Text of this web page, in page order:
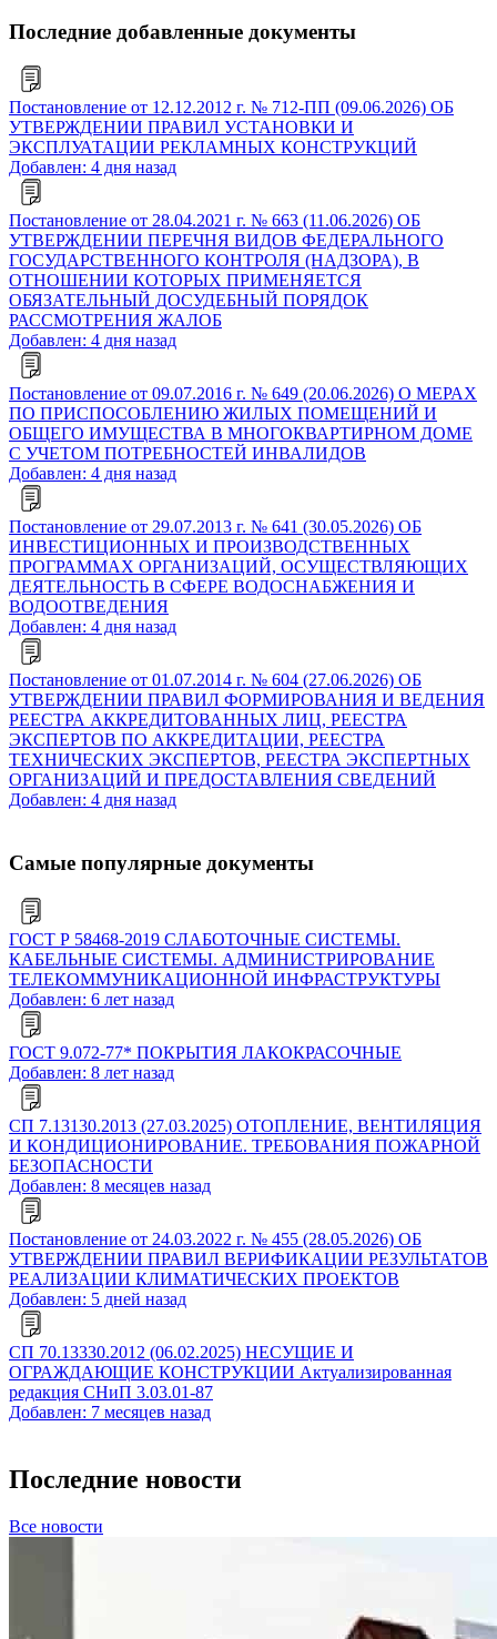
Последние добавленные документы
Постановление от 12.12.2012 г. № 712-ПП (09.06.2026) ОБ
УТВЕРЖДЕНИИ ПРАВИЛ УСТАНОВКИ И
ЭКСПЛУАТАЦИИ РЕКЛАМНЫХ КОНСТРУКЦИЙ
Добавлен: 4 дня назад
Постановление от 28.04.2021 г. № 663 (11.06.2026) ОБ
УТВЕРЖДЕНИИ ПЕРЕЧНЯ ВИДОВ ФЕДЕРАЛЬНОГО
ГОСУДАРСТВЕННОГО КОНТРОЛЯ (НАДЗОРА), В
ОТНОШЕНИИ КОТОРЫХ ПРИМЕНЯЕТСЯ
ОБЯЗАТЕЛЬНЫЙ ДОСУДЕБНЫЙ ПОРЯДОК
РАССМОТРЕНИЯ ЖАЛОБ
Добавлен: 4 дня назад
Постановление от 09.07.2016 г. № 649 (20.06.2026) О МЕРАХ
ПО ПРИСПОСОБЛЕНИЮ ЖИЛЫХ ПОМЕЩЕНИЙ И
ОБЩЕГО ИМУЩЕСТВА В МНОГОКВАРТИРНОМ ДОМЕ
С УЧЕТОМ ПОТРЕБНОСТЕЙ ИНВАЛИДОВ
Добавлен: 4 дня назад
Постановление от 29.07.2013 г. № 641 (30.05.2026) ОБ
ИНВЕСТИЦИОННЫХ И ПРОИЗВОДСТВЕННЫХ
ПРОГРАММАХ ОРГАНИЗАЦИЙ, ОСУЩЕСТВЛЯЮЩИХ
ДЕЯТЕЛЬНОСТЬ В СФЕРЕ ВОДОСНАБЖЕНИЯ И
ВОДООТВЕДЕНИЯ
Добавлен: 4 дня назад
Постановление от 01.07.2014 г. № 604 (27.06.2026) ОБ
УТВЕРЖДЕНИИ ПРАВИЛ ФОРМИРОВАНИЯ И ВЕДЕНИЯ
РЕЕСТРА АККРЕДИТОВАННЫХ ЛИЦ, РЕЕСТРА
ЭКСПЕРТОВ ПО АККРЕДИТАЦИИ, РЕЕСТРА
ТЕХНИЧЕСКИХ ЭКСПЕРТОВ, РЕЕСТРА ЭКСПЕРТНЫХ
ОРГАНИЗАЦИЙ И ПРЕДОСТАВЛЕНИЯ СВЕДЕНИЙ
Добавлен: 4 дня назад
Самые популярные документы
ГОСТ Р 58468-2019 СЛАБОТОЧНЫЕ СИСТЕМЫ.
КАБЕЛЬНЫЕ СИСТЕМЫ. АДМИНИСТРИРОВАНИЕ
ТЕЛЕКОММУНИКАЦИОННОЙ ИНФРАСТРУКТУРЫ
Добавлен: 6 лет назад
ГОСТ 9.072-77* ПОКРЫТИЯ ЛАКОКРАСОЧНЫЕ
Добавлен: 8 лет назад
СП 7.13130.2013 (27.03.2025) ОТОПЛЕНИЕ, ВЕНТИЛЯЦИЯ
И КОНДИЦИОНИРОВАНИЕ. ТРЕБОВАНИЯ ПОЖАРНОЙ
БЕЗОПАСНОСТИ
Добавлен: 8 месяцев назад
Постановление от 24.03.2022 г. № 455 (28.05.2026) ОБ
УТВЕРЖДЕНИИ ПРАВИЛ ВЕРИФИКАЦИИ РЕЗУЛЬТАТОВ
РЕАЛИЗАЦИИ КЛИМАТИЧЕСКИХ ПРОЕКТОВ
Добавлен: 5 дней назад
СП 70.13330.2012 (06.02.2025) НЕСУЩИЕ И
ОГРАЖДАЮЩИЕ КОНСТРУКЦИИ Актуализированная
редакция СНиП 3.03.01-87
Добавлен: 7 месяцев назад
Последние новости
Все новости